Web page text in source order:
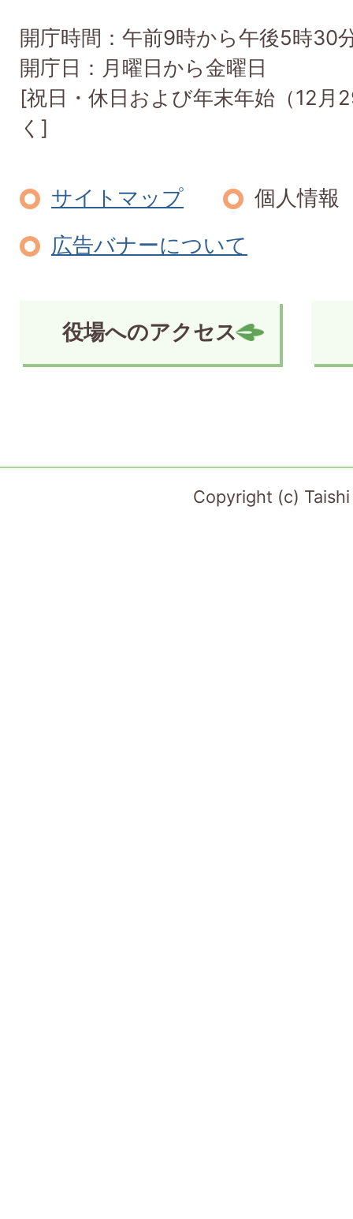
開庁時間：午前9時から午後5時30
開庁日：月曜日から金曜日
[祝日・休日および年末年始（12月
く]
サイトマップ
個人情報
広告バナーについて
役場へのアクセス
Copyright (c)